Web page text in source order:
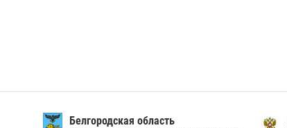
Белгородская область